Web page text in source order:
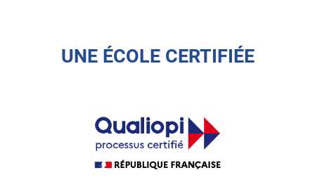
UNE ÉCOLE CERTIFIÉE